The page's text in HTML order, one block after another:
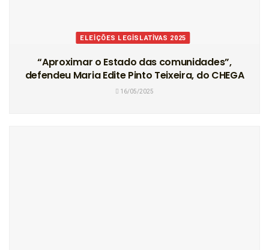
ELEIÇÕES LEGISLATIVAS 2025
“Aproximar o Estado das comunidades”,
defendeu Maria Edite Pinto Teixeira, do CHEGA
16/05/2025